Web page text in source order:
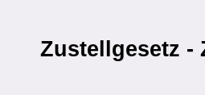
Zustellgesetz -